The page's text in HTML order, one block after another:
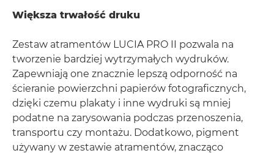
Większa trwałość druku
Zestaw atramentów LUCIA PRO II pozwala na
tworzenie bardziej wytrzymałych wydruków.
Zapewniają one znacznie lepszą odporność na
ścieranie powierzchni papierów fotograficznych,
dzięki czemu plakaty i inne wydruki są mniej
podatne na zarysowania podczas przenoszenia,
transportu czy montażu. Dodatkowo, pigment
używany w zestawie atramentów, znacząco